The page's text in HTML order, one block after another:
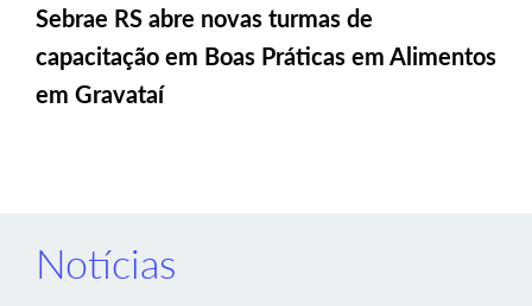
Sebrae RS abre novas turmas de
capacitação em Boas Práticas em Alimentos
em Gravataí
Notícias